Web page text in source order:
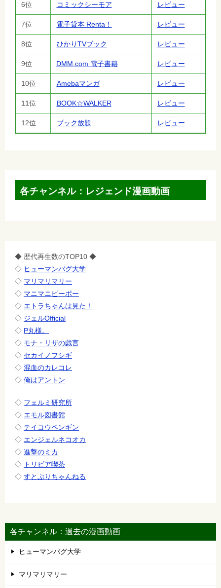
6位 コミックシーモア レビュー
7位 電子貸本 Renta！ レビュー
8位 ひかりTVブック レビュー
9位 DMM.com 電子書籍 レビュー
10位 Amebaマンガ レビュー
11位 BOOK☆WALKER レビュー
12位 ブック放題 レビュー
各チャンネル：レジェンド漫画動画
◆ 歴代再生数のTOP10 ◆
◇ ヒューマンバグ大学
◇ マリマリマリー
◇ マニマニピーポー
◇ エトラちゃんは見た！
◇ ジェルOfficial
◇ P丸様。
◇ モナ・リザの戯言
◇ セカイノフシギ
◇ 混血のカレコレ
◇ 俺はアントン
◇ フェルミ研究所
◇ エモル図書館
◇ テイコウペンギン
◇ エンジェルネコオカ
◇ 進撃のミカ
◇ トリビア喫茶
◇ すとぷりちゃんねる
各チャンネル：過去の漫画動画
ヒューマンバグ大学
マリマリマリー